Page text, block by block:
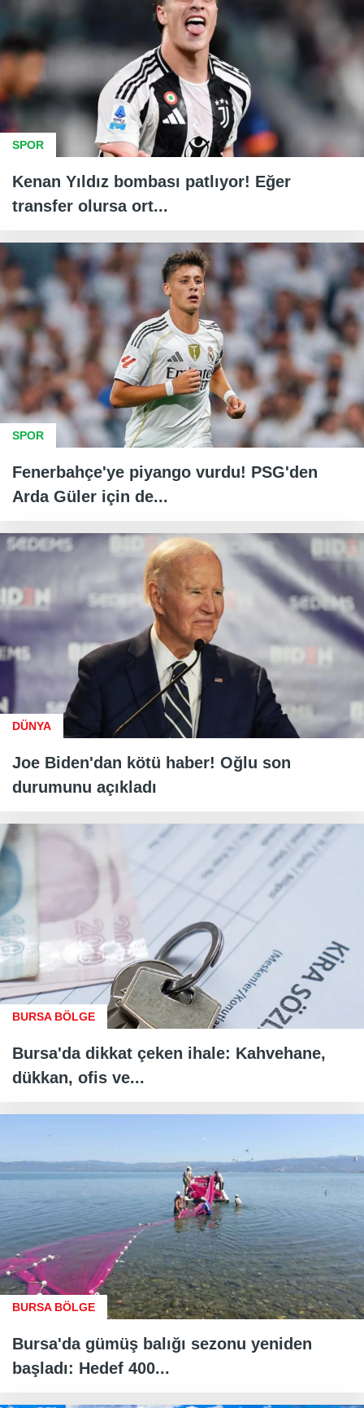
SPOR
Kenan Yıldız bombası patlıyor! Eğer
transfer olursa ort...
SPOR
Fenerbahçe'ye piyango vurdu! PSG'den
Arda Güler için de...
DÜNYA
Joe Biden'dan kötü haber! Oğlu son
durumunu açıkladı
BURSA BÖLGE
Bursa'da dikkat çeken ihale: Kahvehane,
dükkan, ofis ve...
BURSA BÖLGE
Bursa'da gümüş balığı sezonu yeniden
başladı: Hedef 400...